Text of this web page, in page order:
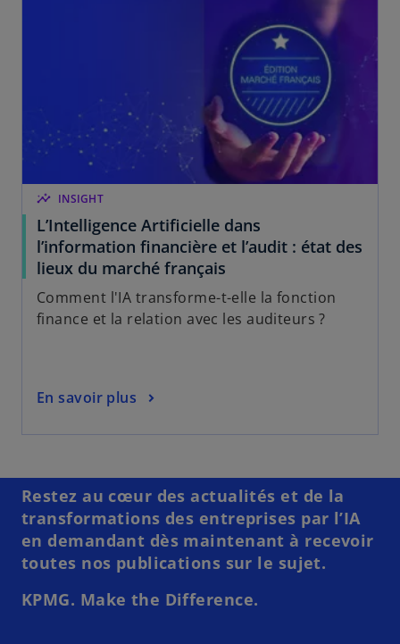
insights INSIGHT
L’Intelligence Artificielle dans
l’information financière et l’audit : état des
lieux du marché français
Comment l'IA transforme-t-elle la fonction
finance et la relation avec les auditeurs ?
En savoir plus
Restez au cœur des actualités et de la
transformations des entreprises par l’IA
en demandant dès maintenant à recevoir
toutes nos publications sur le sujet.
KPMG. Make the Difference.
’
u
v
r
e
d
n